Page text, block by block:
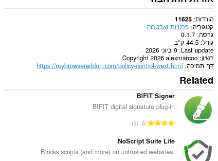
הורדות 11625
קטגוריה פרטיות ואבטחה
גרסה 0.1.7
גודל 44.5 ק"ב
Last update 9 ביוני 2026
רשיון Copyright 2026 alexmarcoo
דף תמיכה https://mybrowseraddon.com/policy-control-wext.html
Related
BIFIT Signer
BIFIT digital signature plug-in
מ
פ
ר
3
NoScript Suite Lite
Blocks scripts (and more) on untrusted websites.